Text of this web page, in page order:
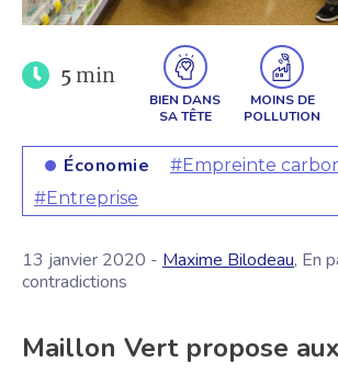
5min
BIEN DANS
SA TÊTE
MOINS DE
POLLUTION
Économie
#Empreinte
#Entreprise
13 janvier 2020 - Maxime Bilodeau, En
contradictions
Maillon Vert propose aux